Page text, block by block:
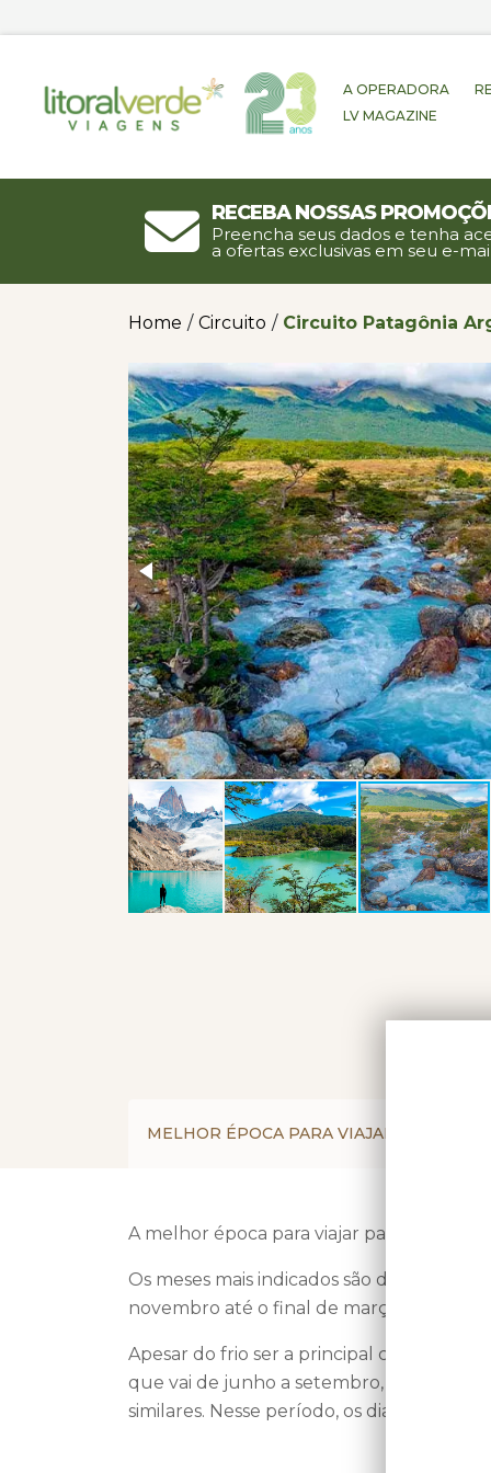
A OPERADORA
LV MAGAZINE
Receba nossas
Preencha seus dados e tenha
a ofertas exclusivas em seu e-
Home / Circuito / Circuito Patagônia
MELHOR ÉPOCA PARA VIAJAR
A melhor época para viajar para a
Os meses mais indicados são de
novembro até o final de março/início de
Apesar do frio ser a principal
que vai de junho a setembro, apresenta
similares. Nesse período, os dias são